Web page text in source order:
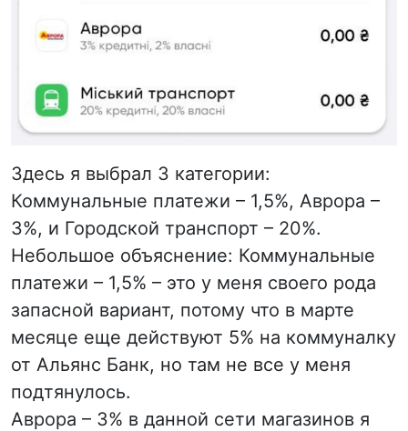
Здесь я выбрал 3 категории:
Коммунальные платежи – 1,5%, Аврора –
3%, и Городской транспорт – 20%.
Небольшое объяснение: Коммунальные
платежи – 1,5% – это у меня своего рода
запасной вариант, потому что в марте
месяце еще действуют 5% на коммуналку
от Альянс Банк, но там не все у меня
подтянулось.
Аврора – 3% в данной сети магазинов я